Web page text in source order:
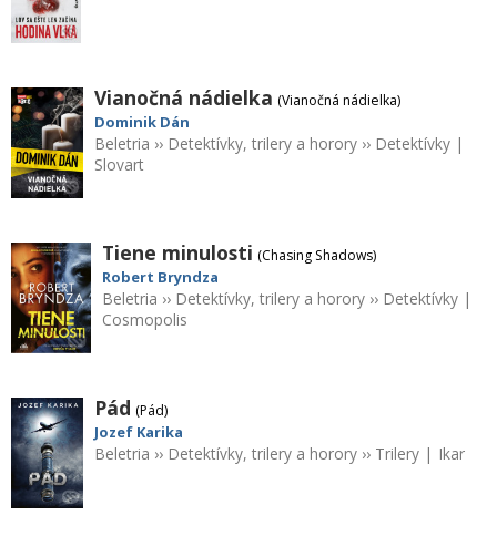
Vianočná nádielka (Vianočná nádielka)
Dominik Dán
Beletria ›› Detektívky, trilery a horory›› Detektívky|
Slovart
Tiene minulosti (Chasing Shadows)
Robert Bryndza
Beletria ›› Detektívky, trilery a horory›› Detektívky|
Cosmopolis
Pád (Pád)
Jozef Karika
Beletria ›› Detektívky, trilery a horory›› Trilery| Ikar